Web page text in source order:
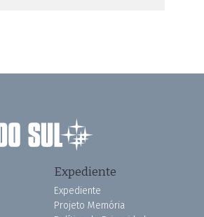
Expediente
Expediente
Projeto Memória